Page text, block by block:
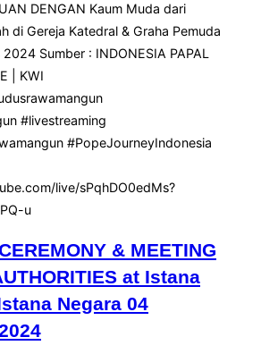
DENGAN Kaum Muda dari
di Gereja Katedral & Graha Pemuda
Sumber : INDONESIA PAPAL
| KWI
#livestreaming
#PopeJourneyIndonesia
live/sPqhDO0edMs?
u
& MEETING
at Istana
Negara 04